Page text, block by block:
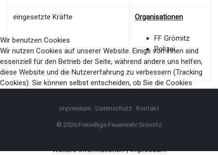
eingesetzte Kräfte Organisationen
FF Grömitz
Polizei
Impressum Datenschutz Kontakt
© 2026 Freiwillige Feuerwehr Grömitz
Wir benutzen Cookies
Wir nutzen Cookies auf unserer Website. Einige von ihnen sind
essenziell für den Betrieb der Seite, während andere uns helfen,
diese Website und die Nutzererfahrung zu verbessern (Tracking
Cookies). Sie können selbst entscheiden, ob Sie die Cookies
womöglich nicht mehr alle Funktionalitäten der Seite zur Verfügung
Weitere Informationen|Impressum